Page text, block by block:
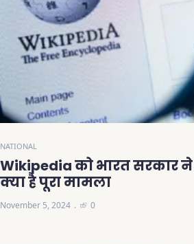
NATIONAL
Wikipedia को भारत सरकार
क्या है पूरा मामला
November 5, 2024 0